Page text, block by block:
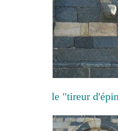
le "tireur